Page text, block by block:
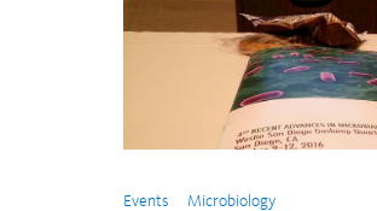
Events Microbiology